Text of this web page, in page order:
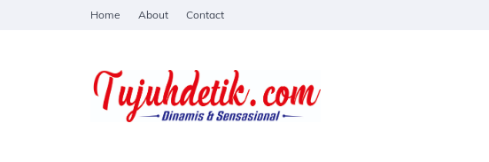
Home About Contact